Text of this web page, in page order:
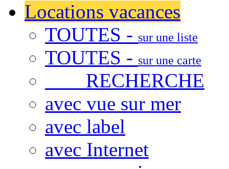
Locations vacances
TOUTES - sur une liste
TOUTES - sur une carte
RECHERCHE
avec vue sur mer
avec label
avec Internet